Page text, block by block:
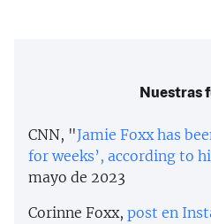
Nuestras
CNN, "Jamie Foxx has
for weeks’, according to
mayo de 2023
Corinne Foxx, post en